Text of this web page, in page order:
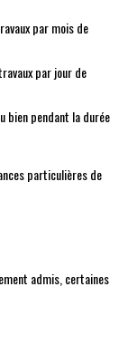
par mois de
par jour de
bien pendant la durée
particulières de
admis, certaines